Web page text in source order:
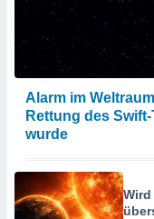
Alarm im
Rettung des
wurde